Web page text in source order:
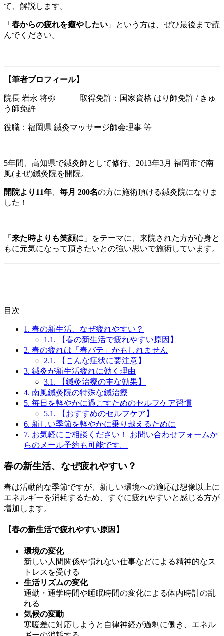
て、解説します。
「 春からの疲れを癒やしたい 」という方は、ぜひ最後まで読
んでください。
【筆者プロフィール】
院長 岩永 将弥 取得免許：国家資格 はり師免許 / きゅ
う師免許
役職：福岡県 鍼灸マッサージ師会理事 等
5年間、高知県で鍼灸師として修行。2013年3月 福岡市で南
風(まぜ)鍼灸院を開院。
開院より11年 毎月 200名の方に施術頂ける鍼灸院になりま
した！
「 来た時よりも笑顔に 」をテーマに、来院された方が心身と
もに元気になって頂きたいとの強い思いで施術しています。
目次
1. 春の新生活、なぜ疲れやすい？
1.1. 【春の新生活で疲れやすい原因】
2. 春の疲れは「春バテ」かもしれません
2.1. 【こんな症状に要注意】
3. 鍼灸が新生活疲れに効く理由
3.1. 【鍼灸治療の主な効果】
4. 南風鍼灸院の特殊な鍼治療
5. 毎日を軽やかに過ごすためのセルフケア習慣
5.1. 【おすすめのセルフケア】
6. 新しい季節を軽やかに乗り越えるために
7. お気軽にご相談ください！ お問い合わせフォームか
らのメール予約も可能です。
春の新生活、なぜ疲れやすい？
春は活動的な季節ですが、新しい環境への適応は想像以上に
エネルギーを消耗するため、すぐに疲れやすいと感じる方が
増加します。
【春の新生活で疲れやすい原因】
環境の変化
新しい人間関係や慣れない仕事などによる精神的なス
トレスを受ける
生活リズムの変化
通勤・通学時間や睡眠時間の変化による体内時計の乱
れる
気候の変動
寒暖差に対応しようと自律神経が過剰に働き、エネル